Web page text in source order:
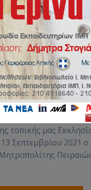
2021 ΔΡΑΣΕΙΣ
της νέας
τοπικής μας
Σεπτεμβρίου 2021 ο